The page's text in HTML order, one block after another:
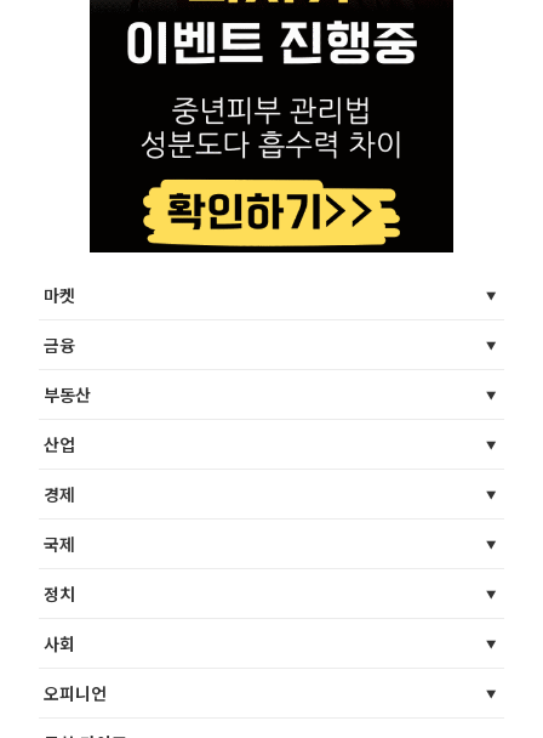
마켓
금융
부동산
산업
경제
국제
정치
사회
오피니언